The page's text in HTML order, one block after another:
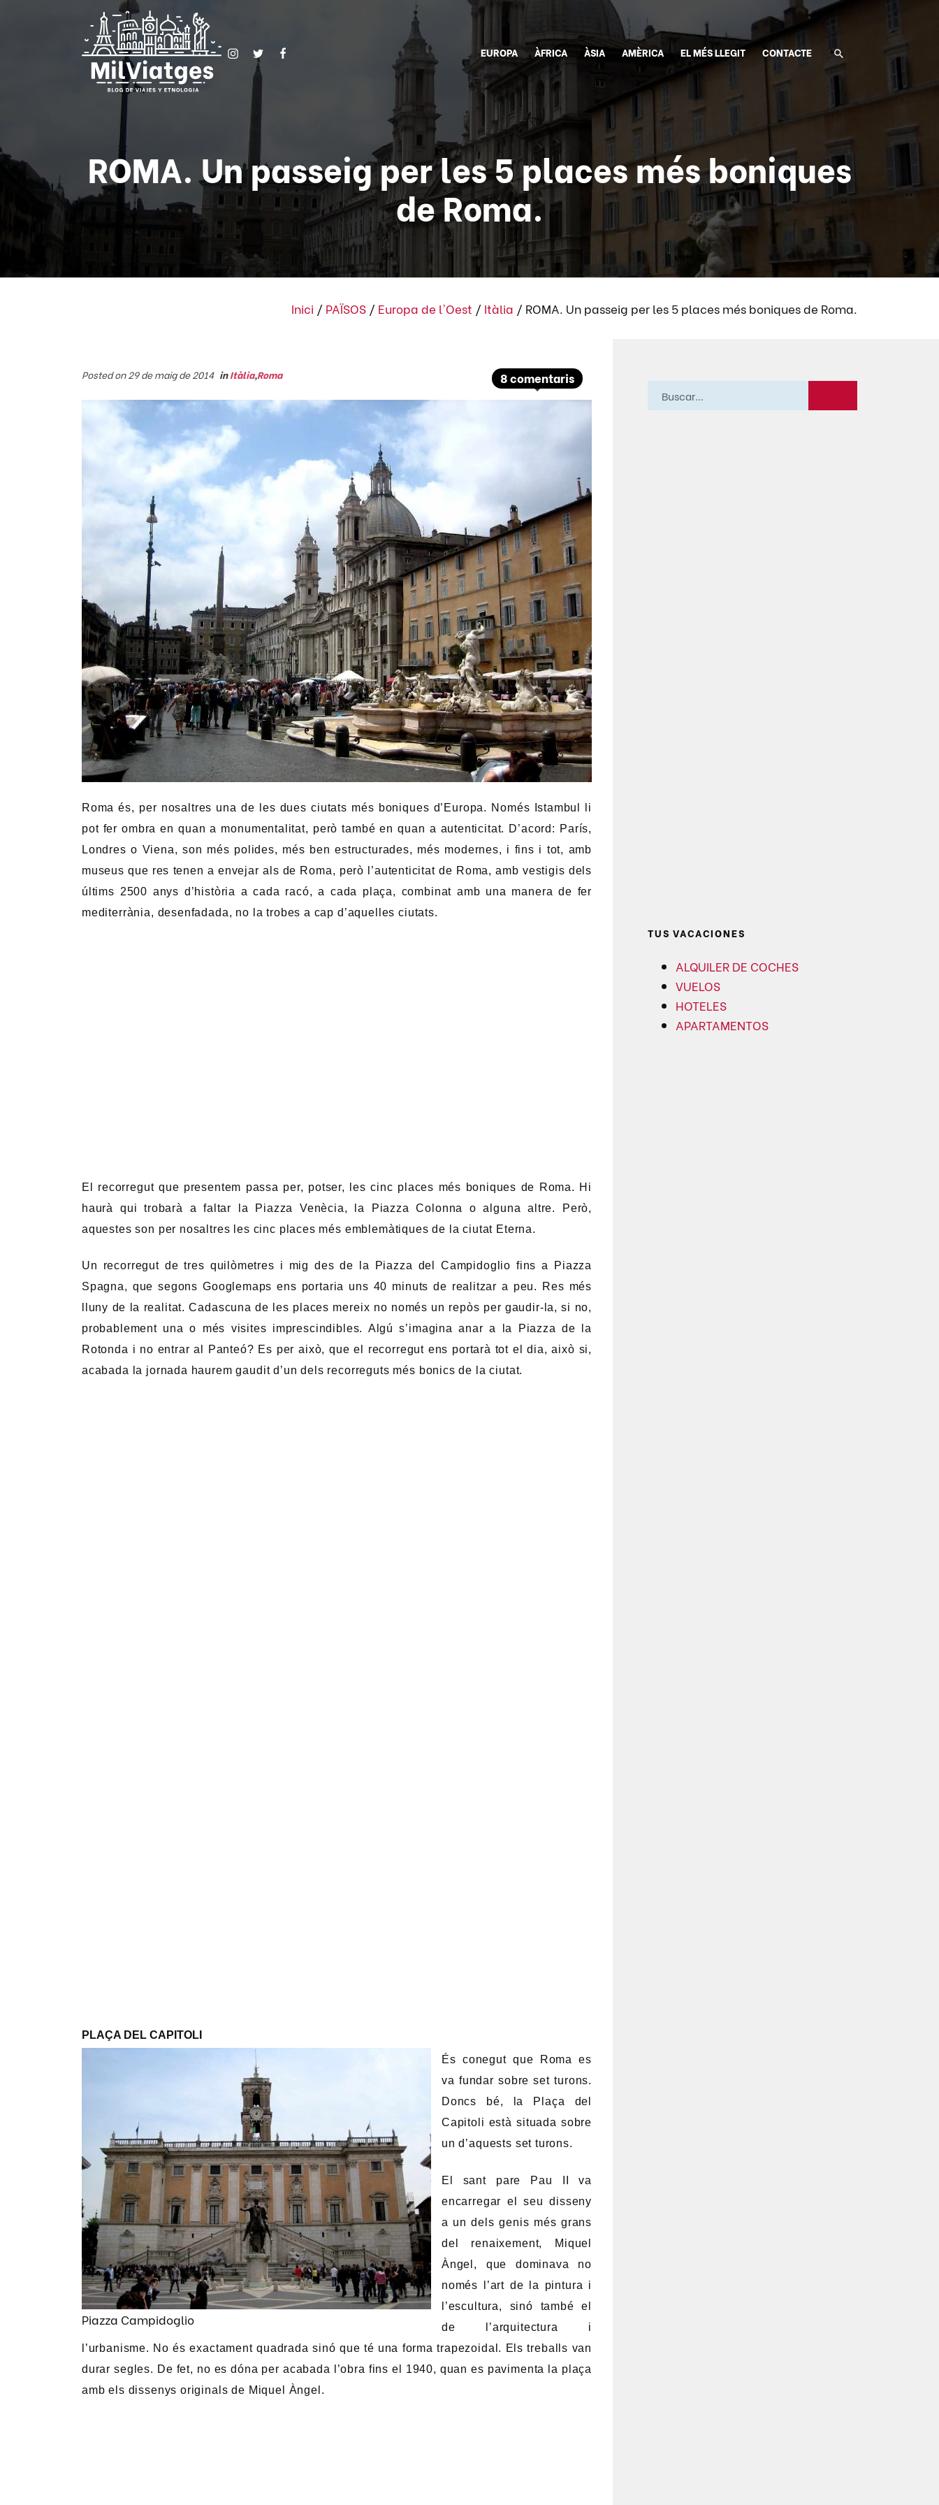
EUROPA ÀFRICA ÀSIA AMÈRICA EL MÉS LLEGIT CONTACTE
ROMA. Un passeig per les 5 places més boniques
de Roma.
Inici / PAÏSOS / Europa de l'Oest / Itàlia / ROMA. Un passeig per les 5 places més boniques de Roma.
8 comentaris
Posted on 29 de maig de 2014 inItàlia,Roma
Roma és, per nosaltres una de les dues ciutats més boniques d’Europa. Només Istambul li
pot fer ombra en quan a monumentalitat, però també en quan a autenticitat. D’acord: París,
Londres o Viena, son més polides, més ben estructurades, més modernes, i fins i tot, amb
museus que res tenen a envejar als de Roma, però l’autenticitat de Roma, amb vestigis dels
últims 2500 anys d’història a cada racó, a cada plaça, combinat amb una manera de fer
mediterrània, desenfadada, no la trobes a cap d’aquelles ciutats.
El recorregut que presentem passa per, potser, les cinc places més boniques de Roma. Hi
haurà qui trobarà a faltar la Piazza Venècia, la Piazza Colonna o alguna altre. Però,
aquestes son per nosaltres les cinc places més emblemàtiques de la ciutat Eterna.
Un recorregut de tres quilòmetres i mig des de la Piazza del Campidoglio fins a Piazza
Spagna, que segons Googlemaps ens portaria uns 40 minuts de realitzar a peu. Res més
lluny de la realitat. Cadascuna de les places mereix no només un repòs per gaudir-la, si no,
probablement una o més visites imprescindibles. Algú s’imagina anar a la Piazza de la
Rotonda i no entrar al Panteó? Es per això, que el recorregut ens portarà tot el dia, això si,
acabada la jornada haurem gaudit d’un dels recorreguts més bonics de la ciutat.
PLAÇA DEL CAPITOLI
Piazza Campidoglio
És conegut que Roma es
va fundar sobre set turons.
Doncs bé, la Plaça del
Capitoli està situada sobre
un d’aquests set turons.
El sant pare Pau II va
encarregar el seu disseny
a un dels genis més grans
del renaixement, Miquel
Àngel, que dominava no
només l’art de la pintura i
l’escultura, sinó també el
de l’arquitectura i
l’urbanisme. No és exactament quadrada sinó que té una forma trapezoidal. Els treballs van
durar segles. De fet, no es dóna per acabada l’obra fins el 1940, quan es pavimenta la plaça
amb els dissenys originals de Miquel Àngel.
TUS VACACIONES
ALQUILER DE COCHES
VUELOS
HOTELES
APARTAMENTOS